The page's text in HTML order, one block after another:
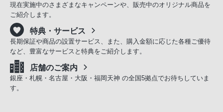
現在実施中のさまざまなキャンペーンや、販売中のオリジナル商品を
ご紹介します。
特典・サービス
長期保証や商品の設置サービス、また、購入金額に応じた各種ご優待
など、豊富なサービスと特典をご紹介します。
店舗のご案内
銀座・札幌・名古屋・大阪・福岡天神 の全国5拠点でお待ちしていま
す。